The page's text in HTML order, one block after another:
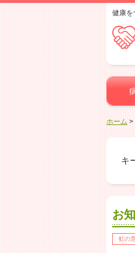
健康を
ホーム
キ
お
虹の